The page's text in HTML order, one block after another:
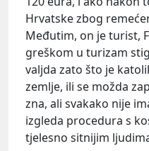
Hrvatske zbog
Međutim, on je turist,
greškom u turizam
valjda zato što je
zemlje, ili se možda
zna, ali svakako nije
izgleda procedura s
tjelesno sitnijim